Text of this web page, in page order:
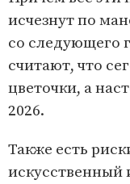
исчезнут по
со следующего
считают, что
цветочки, а
2026.
Также есть
искусственный